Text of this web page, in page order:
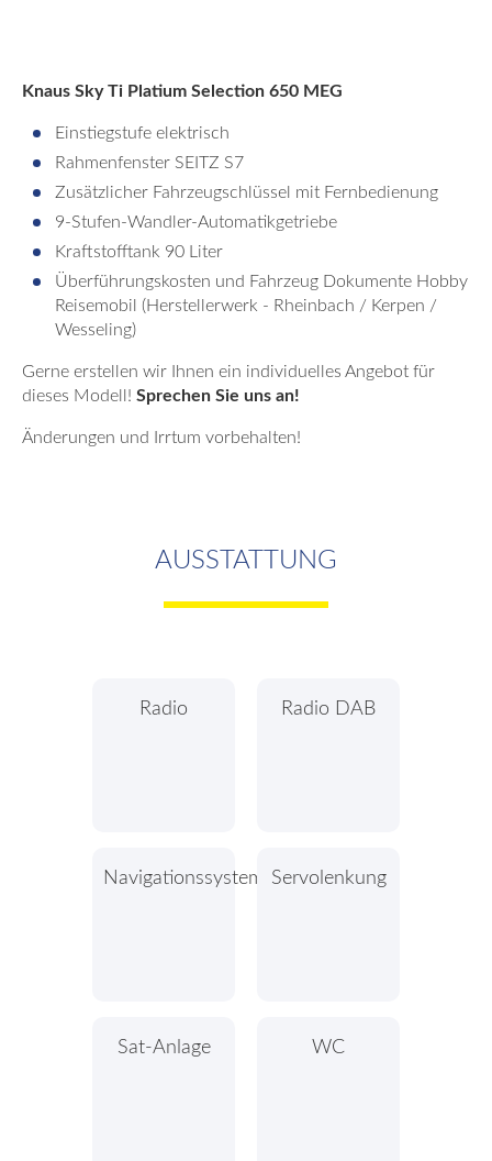
Knaus Sky Ti Platium Selection 650 MEG
Einstiegstufe elektrisch
Rahmenfenster SEITZ S7
Zusätzlicher Fahrzeugschlüssel mit Fernbedienung
9-Stufen-Wandler-Automatikgetriebe
Kraftstofftank 90 Liter
Überführungskosten und Fahrzeug Dokumente Hobby
Reisemobil (Herstellerwerk - Rheinbach / Kerpen /
Wesseling)
Gerne erstellen wir Ihnen ein individuelles Angebot für
dieses Modell! Sprechen Sie uns an!
Änderungen und Irrtum vorbehalten!
AUSSTATTUNG
Radio Radio DAB
Navigationssystem Servolenkung
Sat-Anlage WC